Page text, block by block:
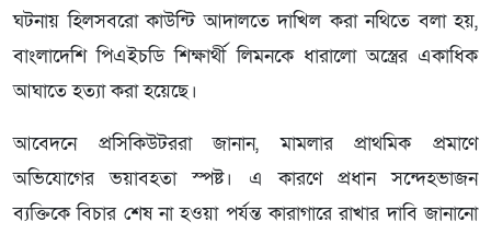
ঘটনায় হিলসবরো কাউন্টি আদালতে দাখিল করা নথিতে বলা হয়,
বাংলাদেশি পিএইচডি শিক্ষার্থী লিমনকে ধারালো অস্ত্রের একাধিক
আঘাতে হত্যা করা হয়েছে।
আবেদনে প্রসিকিউটররা জানান, মামলার প্রাথমিক প্রমাণে
অভিযোগের ভয়াবহতা স্পষ্ট। এ কারণে প্রধান সন্দেহভাজন
ব্যক্তিকে বিচার শেষ না হওয়া পর্যন্ত কারাগারে রাখার দাবি জানানো